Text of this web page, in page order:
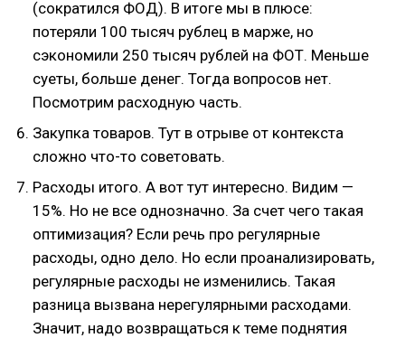
(сократился ФОД). В итоге мы в плюсе:
потеряли 100 тысяч рублец в марже, но
сэкономили 250 тысяч рублей на ФОТ. Меньше
суеты, больше денег. Тогда вопросов нет.
Посмотрим расходную часть.
Закупка товаров. Тут в отрыве от контекста
сложно что-то советовать.
Расходы итого. А вот тут интересно. Видим —
15%. Но не все однозначно. За счет чего такая
оптимизация? Если речь про регулярные
расходы, одно дело. Но если проанализировать,
регулярные расходы не изменились. Такая
разница вызвана нерегулярными расходами.
Значит, надо возвращаться к теме поднятия